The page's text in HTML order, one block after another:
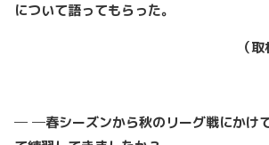
について語ってもらった。
（
─ ─春シーズンから秋のリーグ戦にかけ